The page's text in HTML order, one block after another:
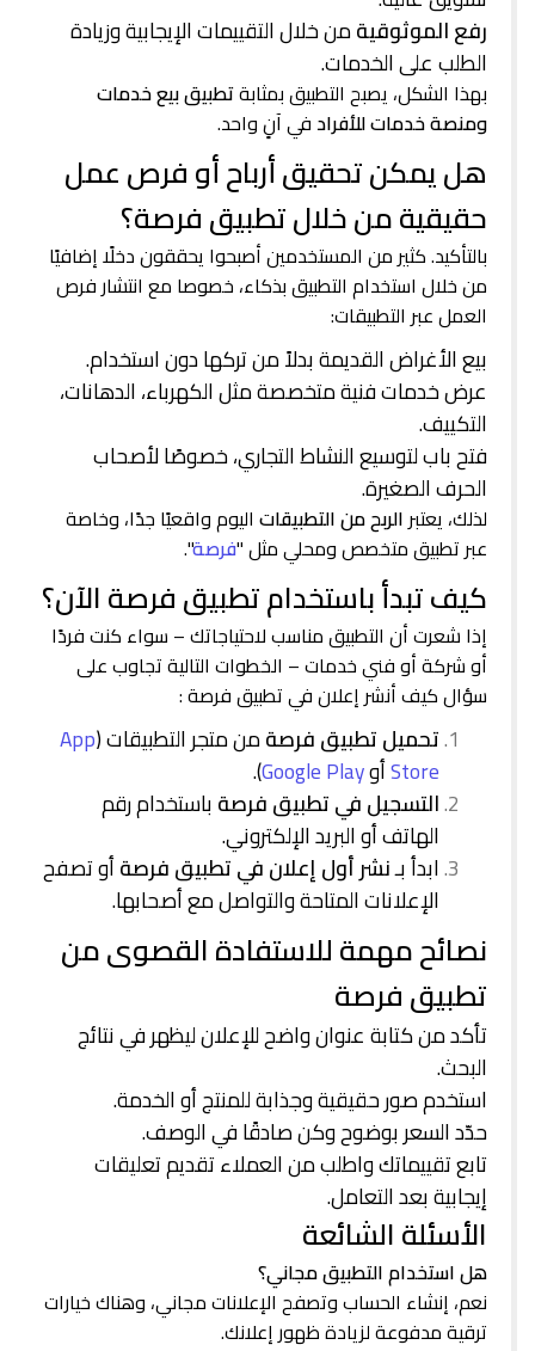
رفع الموثوقيةمن خلال التقييمات الإيجابية وزيادة
الطلب على الخدمات.
بهذا الشكل، يصبح التطبيق بمثابةتطبيق بيع خدمات
ومنصة خدمات للأفرادفي آنٍ واحد.
هل يمكن تحقيق أرباح أو فرص عمل
حقيقية من خلال تطبيق فرصة؟
بالتأكيد. كثير من المستخدمين أصبحوا يحققون دخلًا إضافيًا
من خلال استخدام التطبيق بذكاء، خصوصا مع انتشار فرص
العمل عبر التطبيقات:
بيع الأغراض القديمة بدلاً من تركها دون استخدام.
عرض خدمات فنية متخصصة مثل الكهرباء، الدهانات،
التكييف.
فتح باب لتوسيع النشاط التجاري، خصوصًا لأصحاب
الحرف الصغيرة.
لذلك، يعتبرالربح من التطبيقات اليوم واقعيًا جدًا، وخاصة
عبر تطبيق متخصص ومحلي مثل "فرصة".
كيف تبدأ باستخدام تطبيق فرصة الآن؟
إذا شعرت أن التطبيق مناسب لاحتياجاتك – سواء كنت فردًا
أو شركة أو فني خدمات – الخطوات التالية تجاوب على
سؤال كيف أنشر إعلان في تطبيق فرصة :
تحميل تطبيق فرصةمن متجر التطبيقات (App
StoreأوGoogle Play
).
التسجيل في تطبيق فرصةباستخدام رقم
الهاتف أو البريد الإلكتروني.
ابدأ بـنشر أول إعلان في تطبيق فرصةأو تصفح
الإعلانات المتاحة والتواصل مع أصحابها.
نصائح مهمة للاستفادة القصوى من
تطبيق فرصة
تأكد من كتابة عنوان واضح للإعلان ليظهر في نتائج
البحث.
استخدم صور حقيقية وجذابة للمنتج أو الخدمة.
حدّد السعر بوضوح وكن صادقًا في الوصف.
تابع تقييماتك واطلب من العملاء تقديم تعليقات
إيجابية بعد التعامل.
الأسئلة الشائعة
هل استخدام التطبيق مجاني؟
نعم، إنشاء الحساب وتصفح الإعلانات مجاني، وهناك خيارات
ترقية مدفوعة لزيادة ظهور إعلانك.